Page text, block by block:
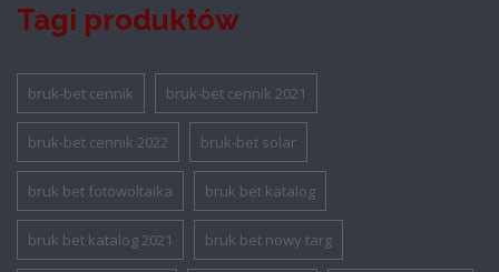
Tagi produktów
bruk-bet cennik bruk-bet cennik 2021
bruk-bet cennik 2022 bruk-bet solar
bruk bet fotowoltaika bruk bet katalog
bruk bet katalog 2021 bruk bet nowy targ